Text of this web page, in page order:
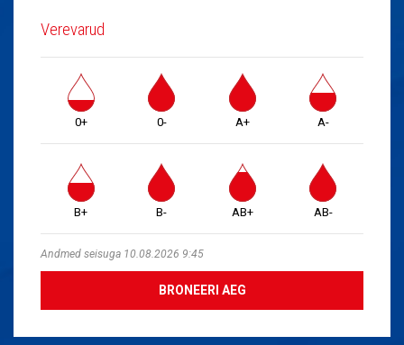
Verevarud
0+ 0- A+ A-
B+ B- AB+ AB-
Andmed seisuga 10.08.2026 9:45
BRONEERI AEG